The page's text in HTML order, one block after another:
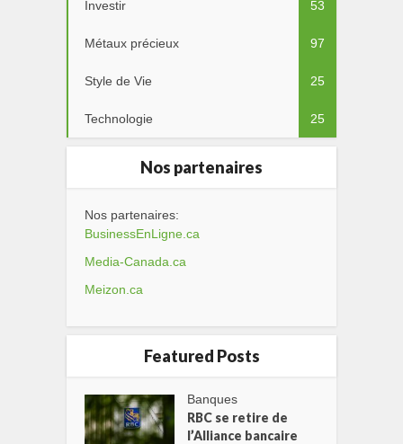
Investir 53
Métaux précieux 97
Style de Vie 25
Technologie 25
Nos partenaires
Nos partenaires:
BusinessEnLigne.ca
Media-Canada.ca
Meizon.ca
Featured Posts
Banques
RBC se retire de
l’Alliance bancaire